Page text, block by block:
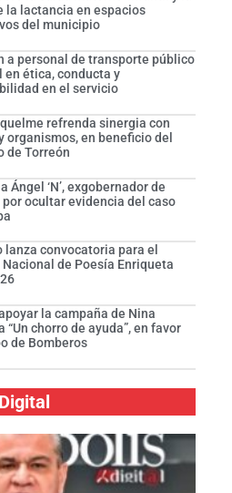
la lactancia en espacios
del municipio
a personal de transporte público
en ética, conducta y
en el servicio
refrenda sinergia con
organismos, en beneficio del
de Torreón
Ángel ‘N’, exgobernador de
por ocultar evidencia del caso
lanza convocatoria para el
Nacional de Poesía Enriqueta
la campaña de Nina
“Un chorro de ayuda”, en favor
de Bomberos